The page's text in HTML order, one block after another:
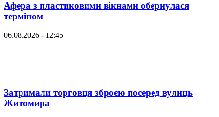
Афера з пластиковими вікнами обернулася
терміном
06.08.2026 - 12:45
Затримали торговця зброєю посеред вулиць
Житомира